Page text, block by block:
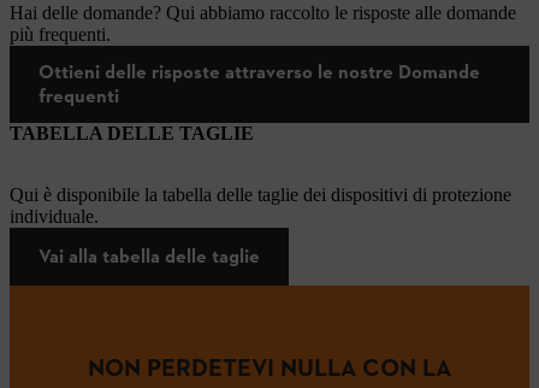
Hai delle domande? Qui abbiamo raccolto le risposte alle domande
più frequenti.
Ottieni delle risposte attraverso le nostre Domande
frequenti
TABELLA DELLE TAGLIE
Qui è disponibile la tabella delle taglie dei dispositivi di protezione
individuale.
Vai alla tabella delle taglie
NON PERDETEVI NULLA CON LA